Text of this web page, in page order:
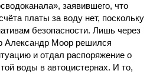
заявившего, что
платы за воду нет, поскольку
безопасности. Лишь через
Александр Моор решился
и отдал распоряжение о
воды в автоцистернах. И то,